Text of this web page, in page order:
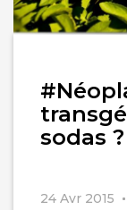
sodas ?
24 Avr 2015
l'article